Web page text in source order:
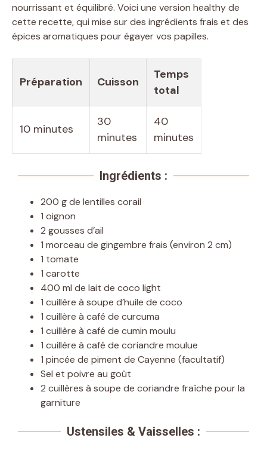
nourrissant et équilibré. Voici une version healthy de
cette recette, qui mise sur des ingrédients frais et des
épices aromatiques pour égayer vos papilles.
Préparation Cuisson
Temps
total
10 minutes
30
minutes
40
minutes
Ingrédients :
200 g de lentilles corail
1 oignon
2 gousses d’ail
1 morceau de gingembre frais (environ 2 cm)
1 tomate
1 carotte
400 ml de lait de coco light
1 cuillère à soupe d’huile de coco
1 cuillère à café de curcuma
1 cuillère à café de cumin moulu
1 cuillère à café de coriandre moulue
1 pincée de piment de Cayenne (facultatif)
Sel et poivre au goût
2 cuillères à soupe de coriandre fraîche pour la
garniture
Ustensiles & Vaisselles :